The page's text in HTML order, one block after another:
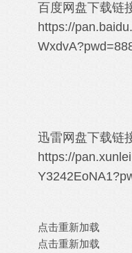
百度网盘下载链
https://
迅雷网盘下载链
https://
点击重新加载
点击重新加载